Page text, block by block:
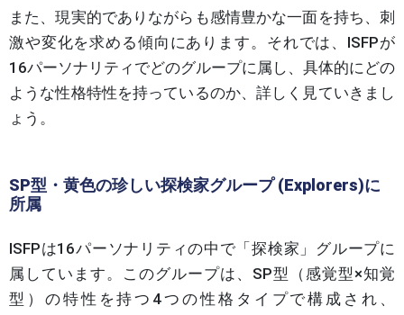
また、現実的でありながらも感情豊かな一面を持ち、刺
激や変化を求める傾向にあります。それでは、ISFPが
16パーソナリティでどのグループに属し、具体的にどの
ような性格特性を持っているのか、詳しく見ていきまし
ょう。
SP型・黄色の珍しい探検家グループ (Explorers)に
所属
ISFPは16パーソナリティの中で「探検家」グループに
属しています。このグループは、SP型（感覚型×知覚
型）の特性を持つ4つの性格タイプで構成され、